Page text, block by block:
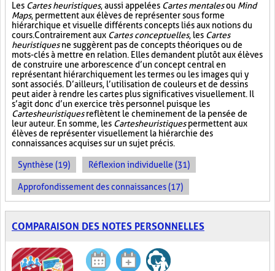
Les Cartes heuristiques, aussi appelées Cartes mentalesou Mind
Maps, permettent aux élèves de représenter sous forme
hiérarchique et visuelle différents concepts liés aux notions du
cours. Contrairement aux Cartes conceptuelles, les Cartes
heuristiquesne suggèrent pas de concepts théoriques ou de
mots-clés à mettre en relation. Elles demandent plutôt aux élèves
de construire une arborescence d’un concept central en
représentant hiérarchiquement les termes ou les images qui y
sont associés. D’ailleurs, l’utilisation de couleurs et de dessins
peut aider à rendre les cartes plus significatives visuellement. Il
s’agit donc d’un exercice très personnel puisque les
Cartes heuristiquesreflètent le cheminement de la pensée de
leur auteur. En somme, les Cartes heuristiquespermettent aux
élèves de représenter visuellement la hiérarchie des
connaissances acquises sur un sujet précis.
Synthèse (19) Réflexion individuelle (31)
Approfondissement des connaissances (17)
COMPARAISON DES NOTES PERSONNELLES